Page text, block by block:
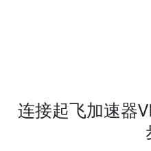
连接起飞加速器